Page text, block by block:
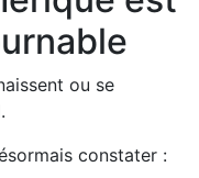
ou se
constater :